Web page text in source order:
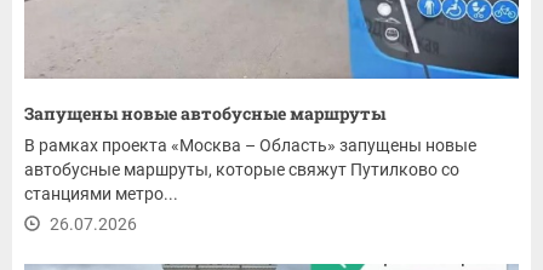
Запущены новые автобусные маршруты
В рамках проекта «Москва – Область» запущены новые
автобусные маршруты, которые свяжут Путилково со
станциями метро...
26.07.2026